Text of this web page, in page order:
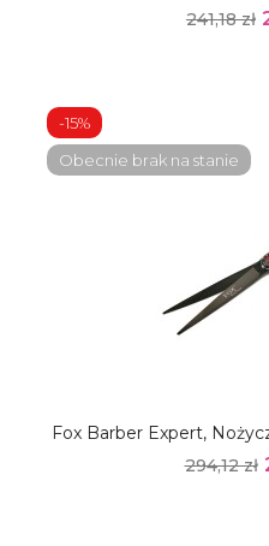
241,18 zł
Fox Barber Expert,
294,12 zł
-15%
Obecnie brak na stanie